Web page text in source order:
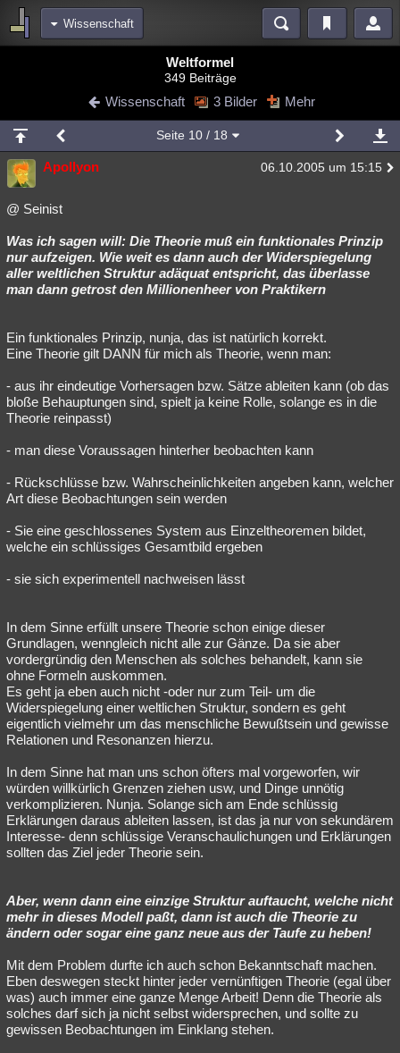
Wissenschaft
Blogs Videos
Chat Wiki Neuigkeiten
meine Rubriken
Menschen Wissenschaft Mystery Kriminalfälle
Spiritualität
Natur Umfragen Unterhaltung
weitere Rubriken
Philosophie Träume Orte Esoterik Literatur
Astronomie Helpdesk Gruppen Gaming Filme
Clash
Übersichten
Besucht Teilgenommen
Lesenswert Schlüsselwörter
Weltformel
349 Beiträge
Wissenschaft 3 Bilder Mehr
Seite 10/ 18
Apollyon 06.10.2005 um 15:15
@ Seinist
Was ich sagen will: Die Theorie muß ein funktionales Prinzip
nur aufzeigen. Wie weit es dann auch der Widerspiegelung
aller weltlichen Struktur adäquat entspricht, das überlasse
man dann getrost den Millionenheer von Praktikern
Ein funktionales Prinzip, nunja, das ist natürlich korrekt.
Eine Theorie gilt DANN für mich als Theorie, wenn man:
- aus ihr eindeutige Vorhersagen bzw. Sätze ableiten kann (ob das
bloße Behauptungen sind, spielt ja keine Rolle, solange es in die
Theorie reinpasst)
- man diese Voraussagen hinterher beobachten kann
- Rückschlüsse bzw. Wahrscheinlichkeiten angeben kann, welcher
Art diese Beobachtungen sein werden
- Sie eine geschlossenes System aus Einzeltheoremen bildet,
welche ein schlüssiges Gesamtbild ergeben
- sie sich experimentell nachweisen lässt
In dem Sinne erfüllt unsere Theorie schon einige dieser
Grundlagen, wenngleich nicht alle zur Gänze. Da sie aber
vordergründig den Menschen als solches behandelt, kann sie
ohne Formeln auskommen.
Es geht ja eben auch nicht -oder nur zum Teil- um die
Widerspiegelung einer weltlichen Struktur, sondern es geht
eigentlich vielmehr um das menschliche Bewußtsein und gewisse
Relationen und Resonanzen hierzu.
In dem Sinne hat man uns schon öfters mal vorgeworfen, wir
würden willkürlich Grenzen ziehen usw, und Dinge unnötig
verkomplizieren. Nunja. Solange sich am Ende schlüssig
Erklärungen daraus ableiten lassen, ist das ja nur von sekundärem
Interesse- denn schlüssige Veranschaulichungen und Erklärungen
sollten das Ziel jeder Theorie sein.
Aber, wenn dann eine einzige Struktur auftaucht, welche nicht
mehr in dieses Modell paßt, dann ist auch die Theorie zu
ändern oder sogar eine ganz neue aus der Taufe zu heben!
Mit dem Problem durfte ich auch schon Bekanntschaft machen.
Eben deswegen steckt hinter jeder vernünftigen Theorie (egal über
was) auch immer eine ganze Menge Arbeit! Denn die Theorie als
solches darf sich ja nicht selbst widersprechen, und sollte zu
gewissen Beobachtungen im Einklang stehen.